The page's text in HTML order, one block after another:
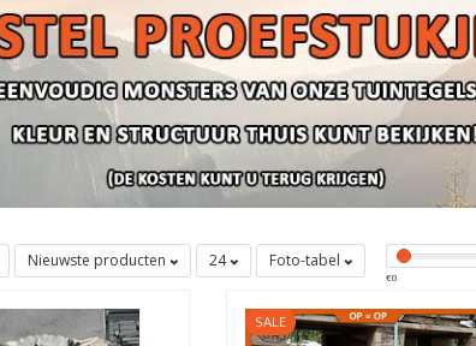
Nieuwste producten 24 Foto-tabel
€0
SALE